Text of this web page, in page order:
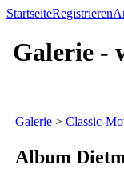
StartseiteRegistrieren
Galerie -
Galerie > Classic-
Album